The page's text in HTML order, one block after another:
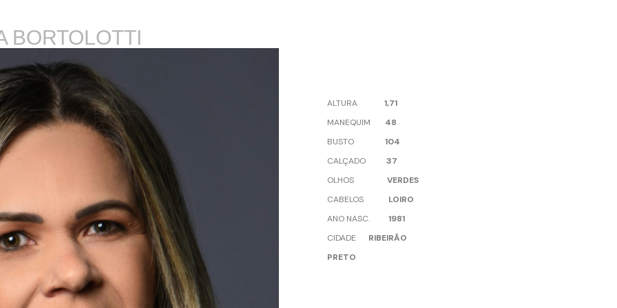
BORTOLOTTI
ALTURA 1,71
MANEQUIM 48
BUSTO 104
CALÇADO 37
OLHOS
VERDES
CABELOS
LOIRO
ANO NASC. 1981
CIDADE RIBEIRÃO
PRETO